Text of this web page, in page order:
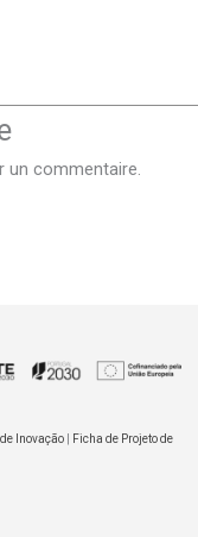
un commentaire.
Inovação Ficha de Projeto de